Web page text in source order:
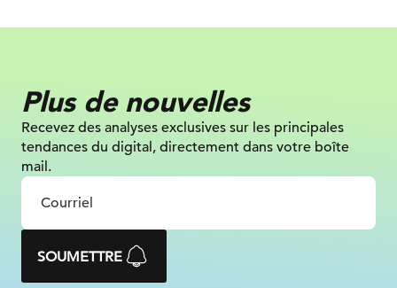
Plus de nouvelles
Recevez des analyses exclusives sur les principales
tendances du digital, directement dans votre boîte
mail.
SOUMETTRE